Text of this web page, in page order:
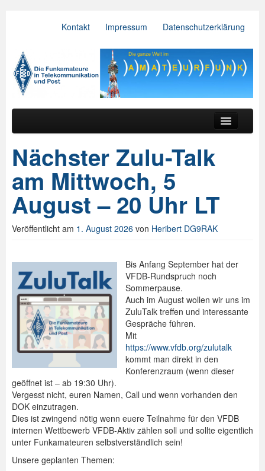
Kontakt Impressum Datenschutzerklärung
VFDB e.V.
Hauptmenü
Der Verein
Referate
BV & OV
Relais
Downloads
Spenden
Login
Nächster Zulu-Talk
am Mittwoch, 5
August – 20 Uhr LT
Veröffentlicht am 1. August 2026 von Heribert DG9RAK
Bis Anfang September hat der
VFDB-Rundspruch noch
Sommerpause.
Auch im August wollen wir uns im
ZuluTalk treffen und interessante
Gespräche führen.
Mit
https://www.vfdb.org/zulutalk
kommt man direkt in den
Konferenzraum (wenn dieser
geöffnet ist – ab 19:30 Uhr).
Vergesst nicht, euren Namen, Call und wenn vorhanden den
DOK einzutragen.
Dies ist zwingend nötig wenn euere Teilnahme für den VFDB
internen Wettbewerb VFDB-Aktiv zählen soll und sollte eigentlich
unter Funkamateuren selbstverständlich sein!
Unsere geplanten Themen: